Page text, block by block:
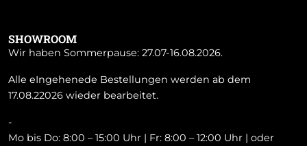
SHOWROOM
Wir haben Sommerpause: 27.07-16.08.2026.
Alle eIngehenede Bestellungen werden ab dem
17.08.22026 wieder bearbeitet.
-
Mo bis Do: 8:00 – 15:00 Uhr | Fr: 8:00 – 12:00 Uhr | oder